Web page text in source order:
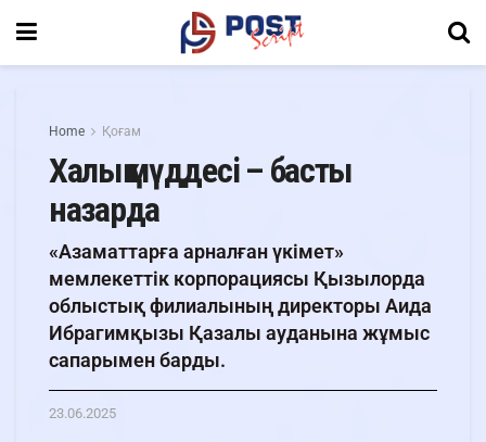
Home Қоғам
Халық мүддесі – басты
назарда
«Азаматтарға арналған үкімет»
мемлекеттік корпорациясы Қызылорда
облыстық филиалының директоры Аида
Ибрагимқызы Қазалы ауданына жұмыс
сапарымен барды.
23.06.2025